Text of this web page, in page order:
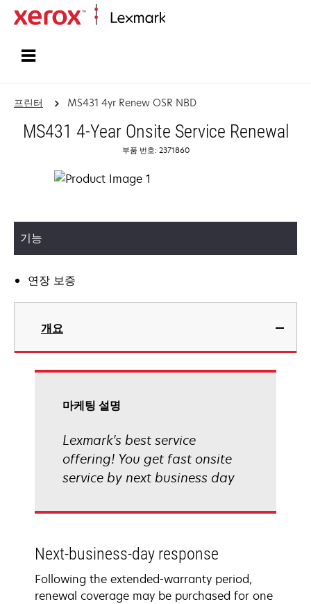
프린터 MS431 4yr Renew OSR NBD
MS431 4-Year Onsite Service Renewal
부품 번호: 2371860
기능
연장 보증
개요
마케팅 설명
Lexmark's best service
offering! You get fast onsite
service by next business day
Next-business-day response
Following the extended-warranty period,
renewal coverage may be purchased for one